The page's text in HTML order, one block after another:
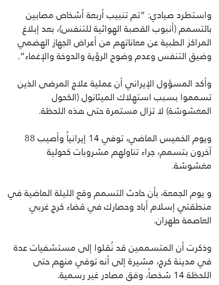
واستطرد صيادي: “تم تنبيب أربعة أشخاص مصابين
بالتسمم (أنبوب القصبة الهوائية للتنفس)، بعد إبلاغ
المراكز الطبية عن معاناتهم من أعراض الجهاز الهضمي
وضيق التنفس وعدم وضوح الرؤية والدوخة والإغماء”.
وأكد المسؤول الإيراني أن عملية علاج المرضى الذين
تسمموا بسبب استهلاك الميثانول (الكحول
المغشوشة) لا تزال مستمرة حتى هذه اللحظة.
ويوم الخميس الماضي، توفي 14 إيرانياً وأصيب 88
آخرون بتسمم، جراء تناولهم مشروبات كحولية
مغشوشة.
و يوم الجمعة، بأن حادث التسمم وقع الليلة الماضية في
منطقتي إسلام أباد وحصارك في قضاء كرج غربي
العاصمة طهران.
وذكرت أن المتسممين قد نُقلوا إلى مستشفيات عدة
في مدينة كرج، مشيرة إلى أنه توفي منهم حتى
اللحظة 14 شخصاً، وفق مصادر غير رسمية.